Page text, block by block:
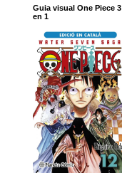
Guia visual One Piece 3
en 1